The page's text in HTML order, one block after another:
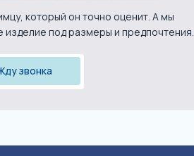
который он точно оценит. А мы
под размеры и предпочтения.